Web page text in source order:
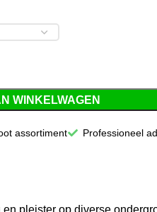
WINKELWAGEN
assortiment Professioneel
pleister op diverse